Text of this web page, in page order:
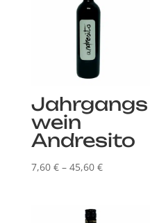
Jahrgangs
wein
Andresito
7,60 € – 45,60 €